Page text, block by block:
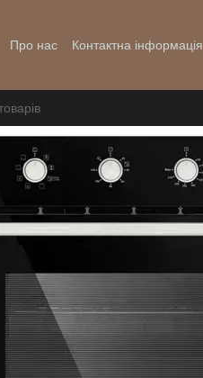
Про нас Контактна інформація